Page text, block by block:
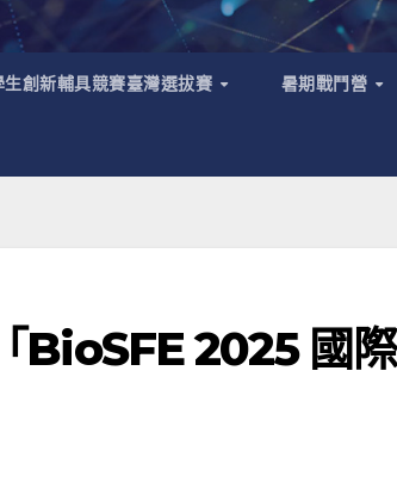
創新輔具競賽臺灣選拔賽 暑期戰鬥營
BioSFE 2025 國際